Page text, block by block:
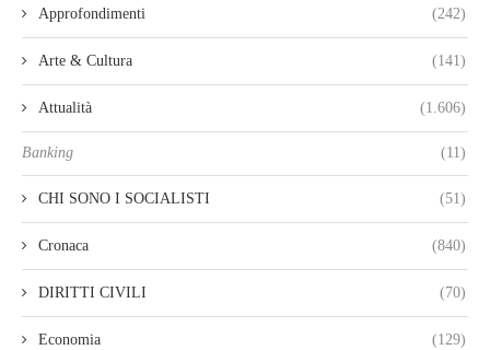
Approfondimenti (242)
Arte & Cultura (141)
Attualità (1.606)
Banking (11)
CHI SONO I SOCIALISTI (51)
Cronaca (840)
DIRITTI CIVILI (70)
Economia (129)